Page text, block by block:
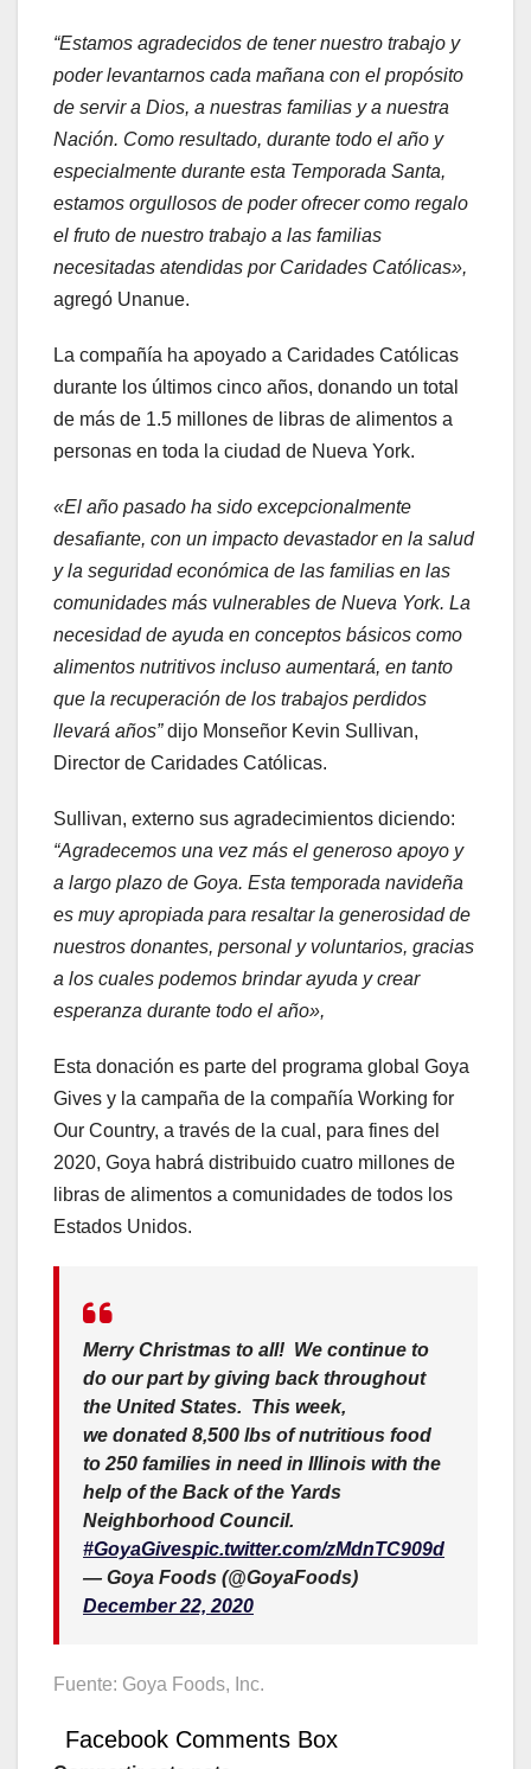
“Estamos agradecidos de tener nuestro trabajo y
poder levantarnos cada mañana con el propósito
de servir a Dios, a nuestras familias y a nuestra
Nación. Como resultado, durante todo el año y
especialmente durante esta Temporada Santa,
estamos orgullosos de poder ofrecer como regalo
el fruto de nuestro trabajo a las familias
necesitadas atendidas por Caridades Católicas»,
agregó Unanue.
La compañía ha apoyado a Caridades Católicas
durante los últimos cinco años, donando un total
de más de 1.5 millones de libras de alimentos a
personas en toda la ciudad de Nueva York.
«El año pasado ha sido excepcionalmente
desafiante, con un impacto devastador en la salud
y la seguridad económica de las familias en las
comunidades más vulnerables de Nueva York. La
necesidad de ayuda en conceptos básicos como
alimentos nutritivos incluso aumentará, en tanto
que la recuperación de los trabajos perdidos
llevará años”dijo Monseñor Kevin Sullivan,
Director de Caridades Católicas.
Sullivan, externo sus agradecimientos diciendo:
“Agradecemos una vez más el generoso apoyo y
a largo plazo de Goya. Esta temporada navideña
es muy apropiada para resaltar la generosidad de
nuestros donantes, personal y voluntarios, gracias
a los cuales podemos brindar ayuda y crear
esperanza durante todo el año»,
Esta donación es parte del programa global Goya
Gives y la campaña de la compañía Working for
Our Country, a través de la cual, para fines del
2020, Goya habrá distribuido cuatro millones de
libras de alimentos a comunidades de todos los
Estados Unidos.
Merry Christmas to all! We continue to
do our part by giving back throughout
the United States. This week,
we donated 8,500 lbs of nutritious food
to 250 families in need in Illinois with the
help of the Back of the Yards
Neighborhood Council.
#GoyaGivespic.twitter.com/zMdnTC909d
— Goya Foods (@GoyaFoods)
December 22, 2020
Fuente: Goya Foods, Inc.
Facebook Comments Box